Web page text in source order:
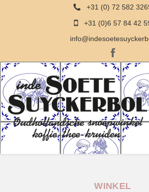
+31 (0) 72 582
+31 (0)6 57 84 42
WINKEL